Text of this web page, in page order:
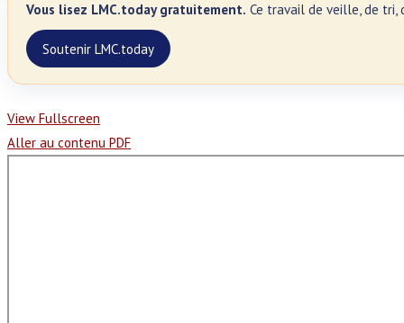
Vous lisez LMC.today gratuitement. Ce travail de veille, de tri,
Soutenir LMC.today
View Fullscreen
Aller au contenu PDF